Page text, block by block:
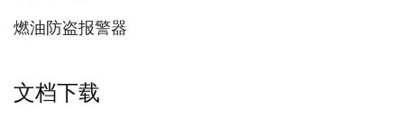
燃油防盗报警器
文档下载